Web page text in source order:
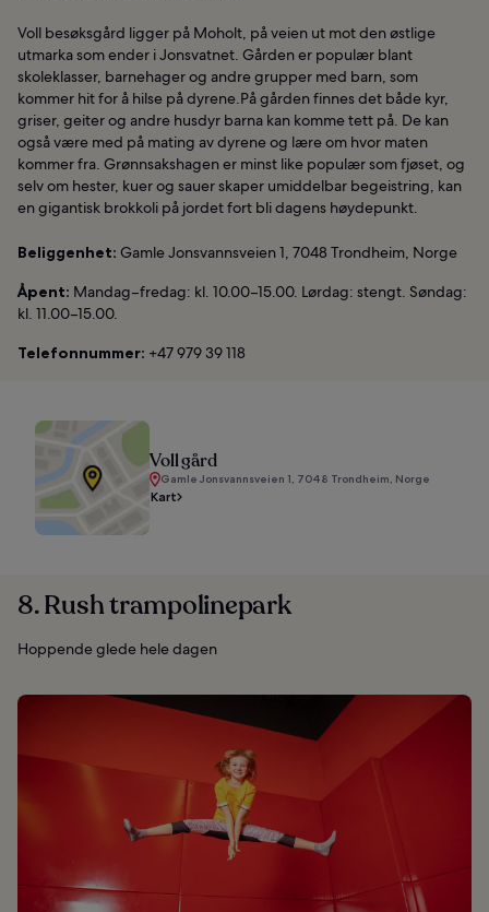
Voll besøksgård ligger på Moholt, på veien ut mot den østlige
utmarka som ender i Jonsvatnet. Gården er populær blant
skoleklasser, barnehager og andre grupper med barn, som
kommer hit for å hilse på dyrene.På gården finnes det både kyr,
griser, geiter og andre husdyr barna kan komme tett på. De kan
også være med på mating av dyrene og lære om hvor maten
kommer fra. Grønnsakshagen er minst like populær som fjøset, og
selv om hester, kuer og sauer skaper umiddelbar begeistring, kan
en gigantisk brokkoli på jordet fort bli dagens høydepunkt.
Beliggenhet: Gamle Jonsvannsveien 1, 7048 Trondheim, Norge
Åpent: Mandag–fredag: kl. 10.00–15.00. Lørdag: stengt. Søndag:
kl. 11.00–15.00.
Telefonnummer: +47 979 39 118
Voll gård
Gamle Jonsvannsveien 1, 7048 Trondheim, Norge
Kart
8. Rush trampolinepark
Hoppende glede hele dagen